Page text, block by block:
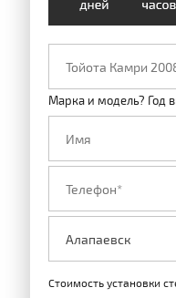
Марка и модель? Год
Стоимость установки